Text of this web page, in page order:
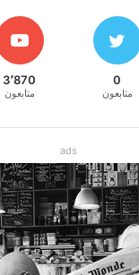
0
متابعون
3٬870
متابعون
ads